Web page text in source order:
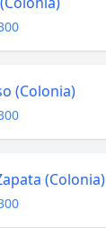
(Colonia)
(Colonia)